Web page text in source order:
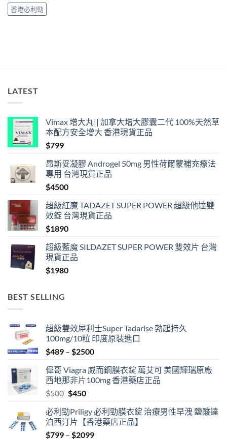
時、
正
購
香港必利勁
LATEST
Vimax 增大丸|| 加拿大增大膠囊二代 100%天然草
本配方安全增大 香港現貨正品
$799
昂斯妥凝膠 Androgel 50mg 男性荷爾蒙補充療法
專用 台灣現貨正品
$4500
超級紅魔 TADAZET SUPER POWER 超級他達雙
效錠 台灣現貨正品
$1890
超級藍魔 SILDAZET SUPER POWER 雙效片 台灣
現貨正品
$1980
BEST SELLING
超級雙效犀利士Super Tadarise 勃起持久
100mg/10粒 印度原裝進口
$489 – $2500Price
$489
through
偉哥 Viagra 威而鋼膜衣錠 萬艾可 美國輝瑞原廠
西地那非片100mg 香港藥店正品
$500 Original
was:
$500.
$450Current
is:
$450.
必利勁Priligy 必利勁膜衣錠 治療男性早洩 鹽酸達
泊西汀片【香港藥店正品】
$799 – $2099Price